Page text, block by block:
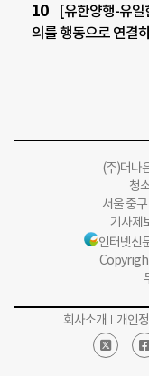
[유한양행-유일
의를 행동으로 연결
(주)더나
청
서울 중
기사제
인터넷신
회사소개 개인